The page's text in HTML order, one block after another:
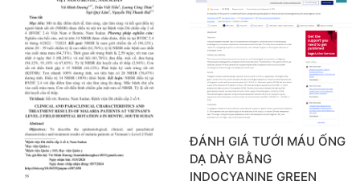
ĐÁNH GIÁ TƯỚI MÁU ỐNG
DẠ DÀY BẰNG
INDOCYANINE GREEN